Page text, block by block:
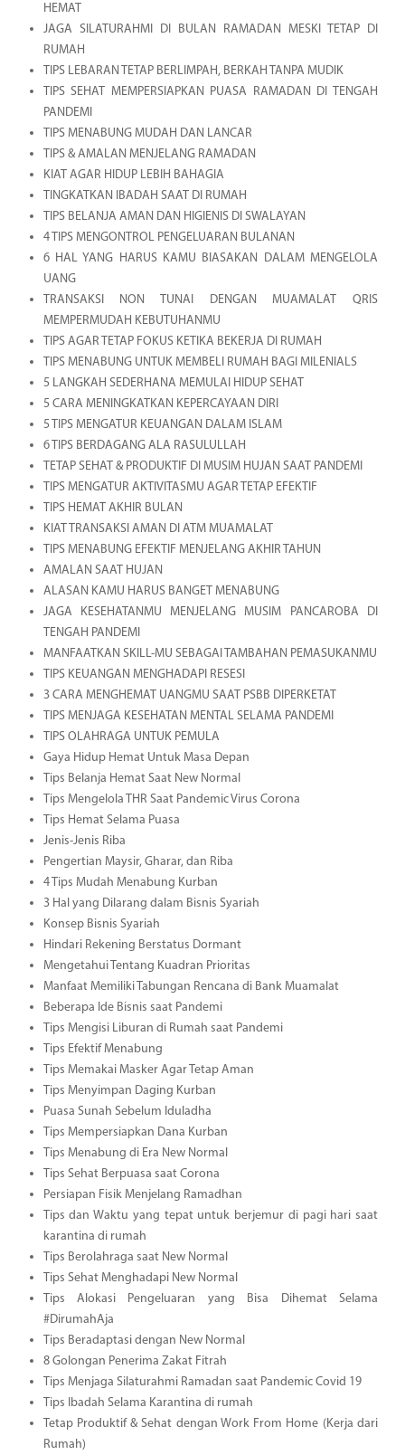
HEMAT
JAGA SILATURAHMI DI BULAN RAMADAN MESKI TETAP DI
RUMAH
TIPS LEBARAN TETAP BERLIMPAH, BERKAH TANPA MUDIK
TIPS SEHAT MEMPERSIAPKAN PUASA RAMADAN DI TENGAH
PANDEMI
TIPS MENABUNG MUDAH DAN LANCAR
TIPS & AMALAN MENJELANG RAMADAN
KIAT AGAR HIDUP LEBIH BAHAGIA
TINGKATKAN IBADAH SAAT DI RUMAH
TIPS BELANJA AMAN DAN HIGIENIS DI SWALAYAN
4 TIPS MENGONTROL PENGELUARAN BULANAN
6 HAL YANG HARUS KAMU BIASAKAN DALAM MENGELOLA
UANG
TRANSAKSI NON TUNAI DENGAN MUAMALAT QRIS
MEMPERMUDAH KEBUTUHANMU
TIPS AGAR TETAP FOKUS KETIKA BEKERJA DI RUMAH
TIPS MENABUNG UNTUK MEMBELI RUMAH BAGI MILENIALS
5 LANGKAH SEDERHANA MEMULAI HIDUP SEHAT
5 CARA MENINGKATKAN KEPERCAYAAN DIRI
5 TIPS MENGATUR KEUANGAN DALAM ISLAM
6 TIPS BERDAGANG ALA RASULULLAH
TETAP SEHAT & PRODUKTIF DI MUSIM HUJAN SAAT PANDEMI
TIPS MENGATUR AKTIVITASMU AGAR TETAP EFEKTIF
TIPS HEMAT AKHIR BULAN
KIAT TRANSAKSI AMAN DI ATM MUAMALAT
TIPS MENABUNG EFEKTIF MENJELANG AKHIR TAHUN
AMALAN SAAT HUJAN
ALASAN KAMU HARUS BANGET MENABUNG
JAGA KESEHATANMU MENJELANG MUSIM PANCAROBA DI
TENGAH PANDEMI
MANFAATKAN SKILL-MU SEBAGAI TAMBAHAN PEMASUKANMU
TIPS KEUANGAN MENGHADAPI RESESI
3 CARA MENGHEMAT UANGMU SAAT PSBB DIPERKETAT
TIPS MENJAGA KESEHATAN MENTAL SELAMA PANDEMI
TIPS OLAHRAGA UNTUK PEMULA
Gaya Hidup Hemat Untuk Masa Depan
Tips Belanja Hemat Saat New Normal
Tips Mengelola THR Saat Pandemic Virus Corona
Tips Hemat Selama Puasa
Jenis-Jenis Riba
Pengertian Maysir, Gharar, dan Riba
4 Tips Mudah Menabung Kurban
3 Hal yang Dilarang dalam Bisnis Syariah
Konsep Bisnis Syariah
Hindari Rekening Berstatus Dormant
Mengetahui Tentang Kuadran Prioritas
Manfaat Memiliki Tabungan Rencana di Bank Muamalat
Beberapa Ide Bisnis saat Pandemi
Tips Mengisi Liburan di Rumah saat Pandemi
Tips Efektif Menabung
Tips Memakai Masker Agar Tetap Aman
Tips Menyimpan Daging Kurban
Puasa Sunah Sebelum Iduladha
Tips Mempersiapkan Dana Kurban
Tips Menabung di Era New Normal
Tips Sehat Berpuasa saat Corona
Persiapan Fisik Menjelang Ramadhan
Tips dan Waktu yang tepat untuk berjemur di pagi hari saat
karantina di rumah
Tips Berolahraga saat New Normal
Tips Sehat Menghadapi New Normal
Tips Alokasi Pengeluaran yang Bisa Dihemat Selama
#DirumahAja
Tips Beradaptasi dengan New Normal
8 Golongan Penerima Zakat Fitrah
Tips Menjaga Silaturahmi Ramadan saat Pandemic Covid 19
Tips Ibadah Selama Karantina di rumah
Tetap Produktif & Sehat dengan Work From Home (Kerja dari
Rumah)